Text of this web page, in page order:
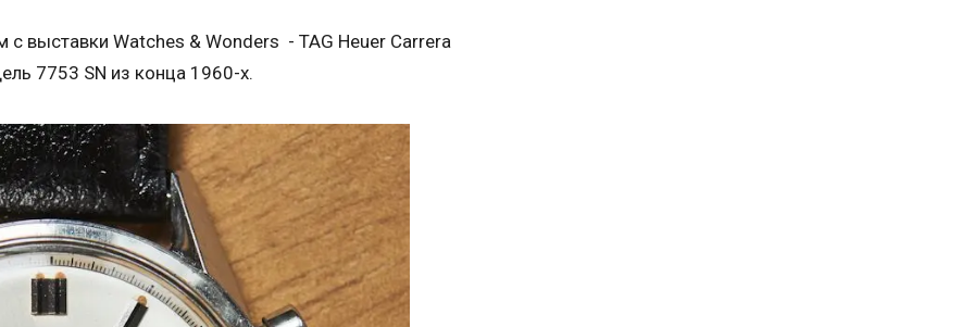
выставки Watches & Wonders - TAG Heuer Carrera
7753 SN из конца 1960-х.